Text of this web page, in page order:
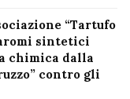
“Tartufo
sintetici
chimica dalla
contro gli